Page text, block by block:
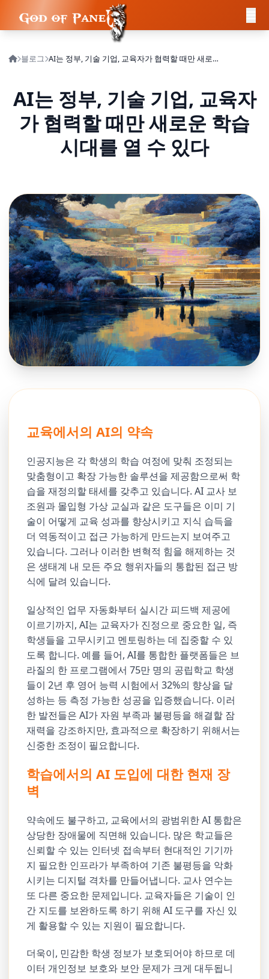
블로그 AI는 정부, 기술 기업, 교육자가 협력할 때만 새로운 학습 시대를 열 수 있다
AI는 정부, 기술 기업, 교육자
가 협력할 때만 새로운 학습
시대를 열 수 있다
교육에서의 AI의 약속
인공지능은 각 학생의 학습 여정에 맞춰 조정되는
맞춤형이고 확장 가능한 솔루션을 제공함으로써 학
습을 재정의할 태세를 갖추고 있습니다. AI 교사 보
조원과 몰입형 가상 교실과 같은 도구들은 이미 기
술이 어떻게 교육 성과를 향상시키고 지식 습득을
더 역동적이고 접근 가능하게 만드는지 보여주고
있습니다. 그러나 이러한 변혁적 힘을 해제하는 것
은 생태계 내 모든 주요 행위자들의 통합된 접근 방
식에 달려 있습니다.
일상적인 업무 자동화부터 실시간 피드백 제공에
이르기까지, AI는 교육자가 진정으로 중요한 일, 즉
학생들을 고무시키고 멘토링하는 데 집중할 수 있
도록 합니다. 예를 들어, AI를 통합한 플랫폼들은 브
라질의 한 프로그램에서 75만 명의 공립학교 학생
들이 2년 후 영어 능력 시험에서 32%의 향상을 달
성하는 등 측정 가능한 성공을 입증했습니다. 이러
한 발전들은 AI가 자원 부족과 불평등을 해결할 잠
재력을 강조하지만, 효과적으로 확장하기 위해서는
신중한 조정이 필요합니다.
학습에서의 AI 도입에 대한 현재 장
벽
약속에도 불구하고, 교육에서의 광범위한 AI 통합은
상당한 장애물에 직면해 있습니다. 많은 학교들은
신뢰할 수 있는 인터넷 접속부터 현대적인 기기까
지 필요한 인프라가 부족하여 기존 불평등을 악화
시키는 디지털 격차를 만들어냅니다. 교사 연수는
또 다른 중요한 문제입니다. 교육자들은 기술이 인
간 지도를 보완하도록 하기 위해 AI 도구를 자신 있
게 활용할 수 있는 지원이 필요합니다.
더욱이, 민감한 학생 정보가 보호되어야 하므로 데
이터 개인정보 보호와 보안 문제가 크게 대두됩니